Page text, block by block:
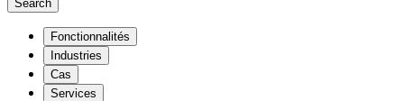
Search
Fonctionnalités
Industries
Cas
Services